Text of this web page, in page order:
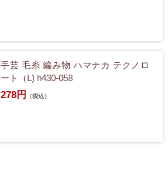
手芸 毛糸 編み物 ハマナカ テクノロ
ート（L) h430-058
278円 （税込）